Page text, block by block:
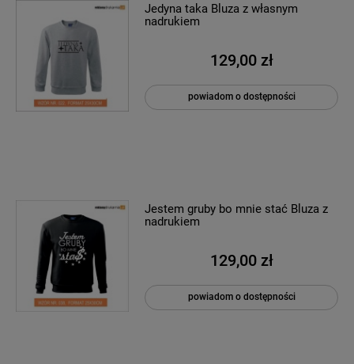
Jedyna taka Bluza z własnym
nadrukiem
129,00 zł
powiadom o dostępności
Jestem gruby bo mnie stać Bluza z
nadrukiem
129,00 zł
powiadom o dostępności